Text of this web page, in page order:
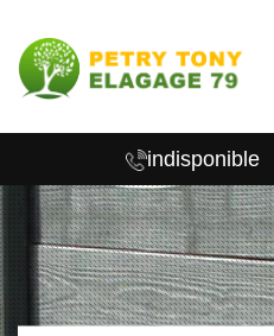
indisponible